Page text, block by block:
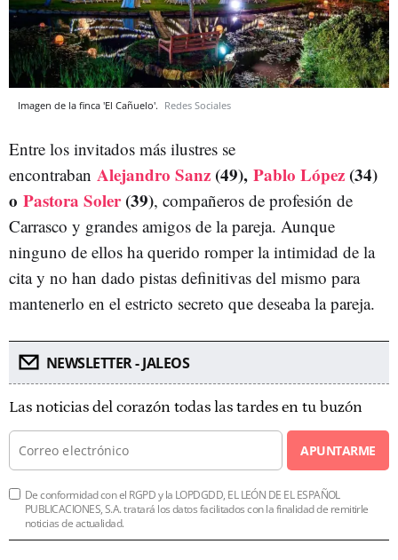
Imagen de la finca 'El Cañuelo'. Redes Sociales
Entre los invitados más ilustres se
encontraban Alejandro Sanz (49), Pablo López (34)
o Pastora Soler(39), compañeros de profesión de
Carrasco y grandes amigos de la pareja. Aunque
ninguno de ellos ha querido romper la intimidad de la
cita y no han dado pistas definitivas del mismo para
mantenerlo en el estricto secreto que deseaba la pareja.
NEWSLETTER - JALEOS
Las noticias del corazón todas las tardes en tu buzón
APUNTARME
De conformidad con el RGPD y la LOPDGDD, EL LEÓN DE EL ESPAÑOL
PUBLICACIONES, S.A. tratará los datos facilitados con la finalidad de remitirle
noticias de actualidad.